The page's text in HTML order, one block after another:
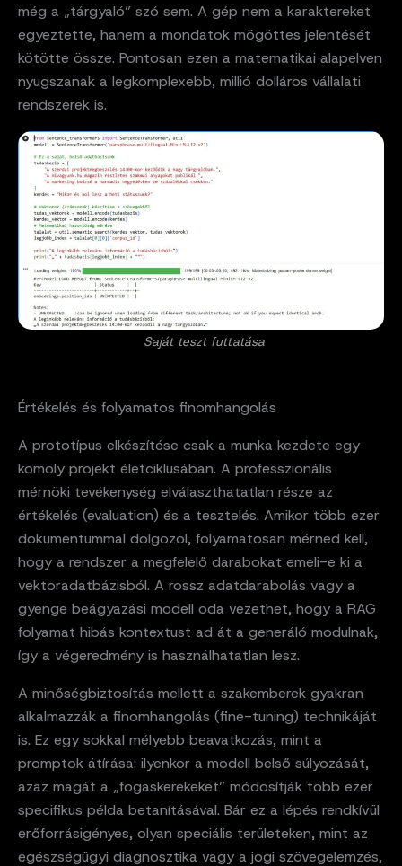
még a „tárgyaló” szó sem. A gép nem a karaktereket
egyeztette, hanem a mondatok mögöttes jelentését
kötötte össze. Pontosan ezen a matematikai alapelven
nyugszanak a legkomplexebb, millió dolláros vállalati
rendszerek is.
Saját teszt futtatása
Értékelés és folyamatos finomhangolás
A prototípus elkészítése csak a munka kezdete egy
komoly projekt életciklusában. A professzionális
mérnöki tevékenység elválaszthatatlan része az
értékelés (evaluation) és a tesztelés. Amikor több ezer
dokumentummal dolgozol, folyamatosan mérned kell,
hogy a rendszer a megfelelő darabokat emeli-e ki a
vektoradatbázisból. A rossz adatdarabolás vagy a
gyenge beágyazási modell oda vezethet, hogy a RAG
folyamat hibás kontextust ad át a generáló modulnak,
így a végeredmény is használhatatlan lesz.
A minőségbiztosítás mellett a szakemberek gyakran
alkalmazzák a finomhangolás (fine-tuning) technikáját
is. Ez egy sokkal mélyebb beavatkozás, mint a
promptok átírása: ilyenkor a modell belső súlyozását,
azaz magát a „fogaskerekeket” módosítják több ezer
specifikus példa betanításával. Bár ez a lépés rendkívül
erőforrásigényes, olyan speciális területeken, mint az
egészségügyi diagnosztika vagy a jogi szövegelemzés,